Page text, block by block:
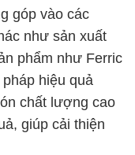
góp vào các
như sản xuất
phẩm như Ferric
hiệu quả
chất lượng cao
giúp cải thiện